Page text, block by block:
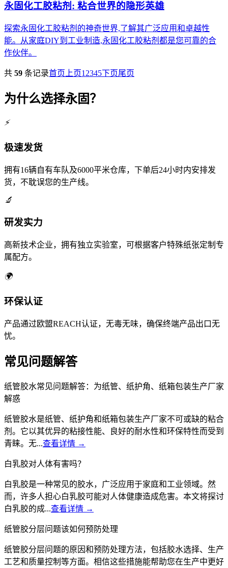
永固化工胶粘剂: 粘合世界的隐形英雄
探索永固化工胶粘剂的神奇世界,了解其广泛应用和卓越性
能。从家庭DIY到工业制造,永固化工胶粘剂都是您可靠的合
作伙伴。
共 59 条记录首页 上页1 2345下页尾页
为什么选择永固？
⚡
极速发货
拥有16辆自有车队及6000平米仓库，下单后24小时内安排发
货，不耽误您的生产线。
🔬
研发实力
高新技术企业，拥有独立实验室，可根据客户特殊纸张定制专
属配方。
🌍
环保认证
产品通过欧盟REACH认证，无毒无味，确保终端产品出口无
忧。
常见问题解答
纸管胶水常见问题解答：为纸管、纸护角、纸箱包装生产厂家
解惑
纸管胶水是纸管、纸护角和纸箱包装生产厂家不可或缺的粘合
剂。它以其优异的粘接性能、良好的耐水性和环保特性而受到
青睐。无...查看详情 →
白乳胶对人体有害吗？
白乳胶是一种常见的胶水，广泛应用于家庭和工业领域。然
而，许多人担心白乳胶可能对人体健康造成危害。本文将探讨
白乳胶的成...查看详情 →
纸管胶分层问题该如何预防处理
纸管胶分层问题的原因和预防处理方法，包括胶水选择、生产
工艺和质量控制等方面。相信这些措施能帮助您在生产中更好